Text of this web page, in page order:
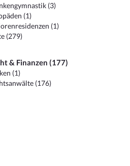
(3)
(1)
(1)
(279)
& Finanzen (177)
(1)
(176)